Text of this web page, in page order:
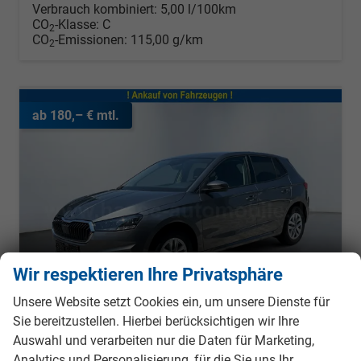
Verbrauch kombiniert: 5,00 l/100km
CO2-Klasse: C
CO2-Emissionen: 115,00 g/km
ab 180,– € mtl.
Skoda Fabia
Wir respektieren Ihre Privatsphäre
Unsere Website setzt Cookies ein, um unsere Dienste für
Sie bereitzustellen. Hierbei berücksichtigen wir Ihre
Auswahl und verarbeiten nur die Daten für Marketing,